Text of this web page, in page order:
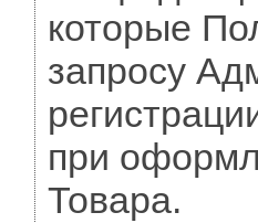
которые
запросу
при
Товара.